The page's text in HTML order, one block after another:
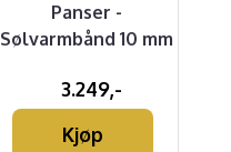
Panser -
Sølvarmbånd 10 mm
3.249,-
Kjøp